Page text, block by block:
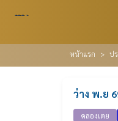
หน้าแรก ป
ว่าง พ.ย
คลองเตย